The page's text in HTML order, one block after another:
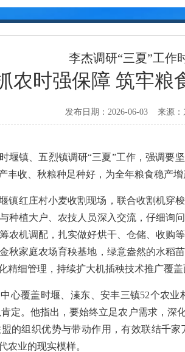
李杰调研“三夏”工作
农时强保障 筑牢粮
发布日期：2026-06-03 来源：
堰镇、五烈镇调研“三夏”工作，强调要
丰收、秋粮种足种好，为全年粮食稳产增
镇红庄村小麦收割现场，联合收割机穿
种植大户、农技人员深入交流，仔细询
农机调配，扎实做好烘干、仓储、收购
秋家庭农场育秧基地，绿意盎然的水稻
精细管理，持续扩大机插秧技术推广覆盖
心覆盖时堰、溱东、安丰三镇52个农
定。他指出，要始终立足农户需求，
的组织优势与带动作用，有效联结千
农业的现实模样。